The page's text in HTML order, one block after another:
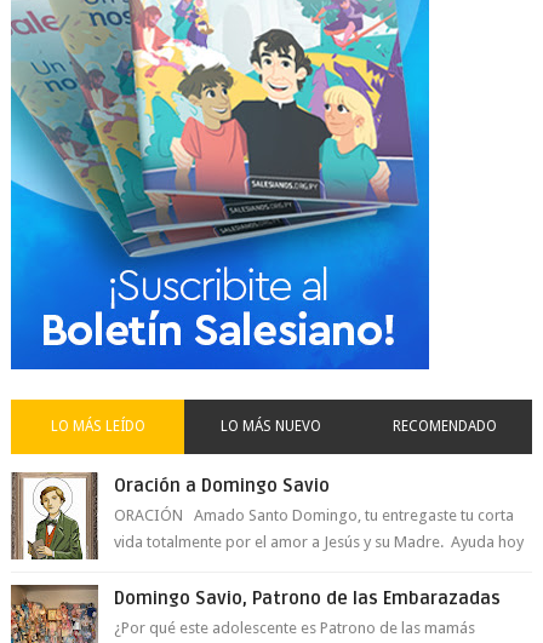
LO MÁS LEÍDO LO MÁS NUEVO RECOMENDADO
Oración a Domingo Savio
ORACIÓN Amado Santo Domingo, tu entregaste tu corta
vida totalmente por el amor a Jesús y su Madre. Ayuda hoy
Domingo Savio, Patrono de las Embarazadas
¿Por qué este adolescente es Patrono de las mamás